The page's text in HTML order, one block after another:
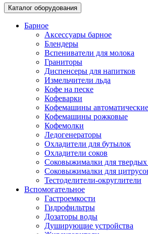
Каталог оборудования
Барное
Аксессуары барное
Блендеры
Вспениватели для молока
Граниторы
Диспенсеры для напитков
Измельчители льда
Кофе на песке
Кофеварки
Кофемашины автоматические
Кофемашины рожковые
Кофемолки
Ледогенераторы
Охладители для бутылок
Охладители соков
Соковыжималки для твердых
Соковыжималки для
Тестоделители-округлители
Вспомогательное
Гастроемкости
Гидрофильтры
Дозаторы воды
Душирующие устройства